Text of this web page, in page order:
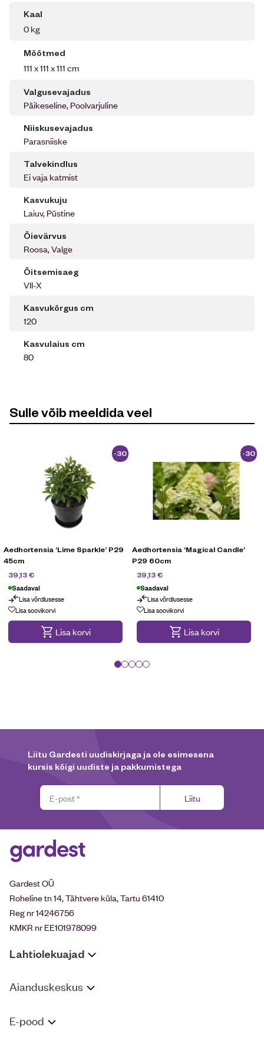
Kaal
0 kg
Mõõtmed
111 x 111 x 111 cm
Valgusevajadus
Päikeseline, Poolvarjuline
Niiskusevajadus
Parasniiske
Talvekindlus
Ei vaja katmist
Kasvukuju
Laiuv, Püstine
Õievärvus
Roosa, Valge
Õitsemisaeg
VII-X
Kasvukõrgus cm
120
Kasvulaius cm
80
Sulle võib meeldida veel
-30
%
Aedhortensia ‘Lime Sparkle’ P29
45cm
39,13€
Saadaval
Lisa võrdlusesse
Lisa soovikorvi
Lisa korvi
-30
%
Aedhortensia ‘Magical Candle’
P29 60cm
39,13€
Saadaval
Lisa võrdlusesse
Lisa soovikorvi
Lisa korvi
Liitu Gardesti uudiskirjaga ja ole esimesena
kursis kõigi uudiste ja pakkumistega
Liitu
Gardest OÜ
Roheline tn 14, Tähtvere küla, Tartu 61410
Reg nr 14246756
KMKR nr EE101978099
Lahtiolekuajad
Aianduskeskus
E-pood